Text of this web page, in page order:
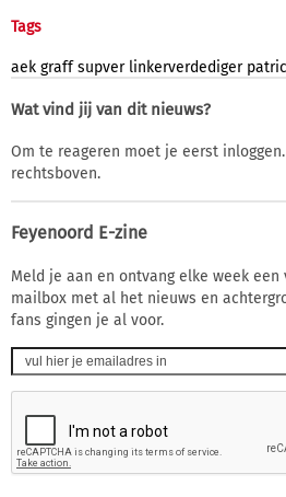
Tags
aek graff supver linkerverdediger
Wat vind jij van dit nieuws?
Om te reageren moet je eerst
rechtsboven.
Feyenoord E-zine
Meld je aan en ontvang elke week een
mailbox met al het nieuws en
fans gingen je al voor.